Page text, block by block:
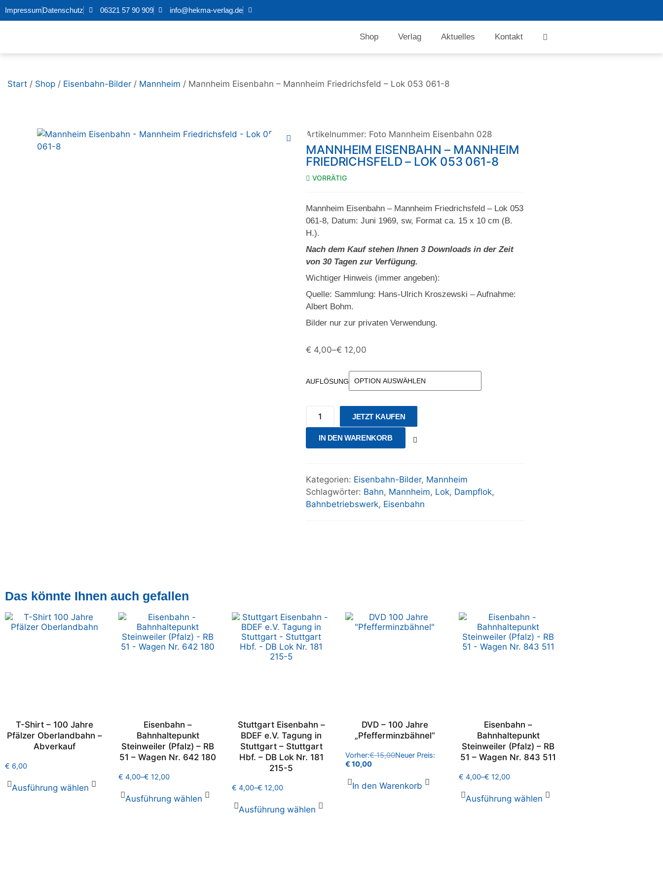
ImpressumDatenschutz 06321 57 90 909 info@hekma-verlag.de
Shop Verlag Aktuelles Kontakt
Start / Shop / Eisenbahn-Bilder / Mannheim / Mannheim Eisenbahn – Mannheim Friedrichsfeld – Lok 053 061-8
Artikelnummer: Foto Mannheim Eisenbahn 028
MANNHEIM EISENBAHN – MANNHEIM
FRIEDRICHSFELD – LOK 053 061-8
VORRÄTIG
Mannheim Eisenbahn – Mannheim Friedrichsfeld – Lok 053
061-8, Datum: Juni 1969, sw, Format ca. 15 x 10 cm (B.
H.).
Nach dem Kauf stehen Ihnen 3 Downloads in der Zeit
von 30 Tagen zur Verfügung.
Wichtiger Hinweis (immer angeben):
Quelle: Sammlung: Hans-Ulrich Kroszewski – Aufnahme:
Albert Bohm.
Bilder nur zur privaten Verwendung.
€ 4,00–€ 12,00
AUFLÖSUNG
JETZT KAUFEN
IN DEN WARENKORB
Kategorien: Eisenbahn-Bilder, Mannheim
Schlagwörter: Bahn, Mannheim, Lok, Dampflok,
Bahnbetriebswerk, Eisenbahn
Das könnte Ihnen auch gefallen
T-Shirt – 100 Jahre
Pfälzer Oberlandbahn –
Abverkauf
€ 6,00
Ausführung wählen
Eisenbahn –
Bahnhaltepunkt
Steinweiler (Pfalz) – RB
51 – Wagen Nr. 642 180
€ 4,00–€ 12,00
Ausführung wählen
Stuttgart Eisenbahn –
BDEF e.V. Tagung in
Stuttgart – Stuttgart
Hbf. – DB Lok Nr. 181
215-5
€ 4,00–€ 12,00
Ausführung wählen
DVD – 100 Jahre
„Pfefferminzbähnel“
Vorher:€15,00Neuer Preis:
€ 10,00
In den Warenkorb
Eisenbahn –
Bahnhaltepunkt
Steinweiler (Pfalz) – RB
51 – Wagen Nr. 843 511
€ 4,00–€ 12,00
Ausführung wählen